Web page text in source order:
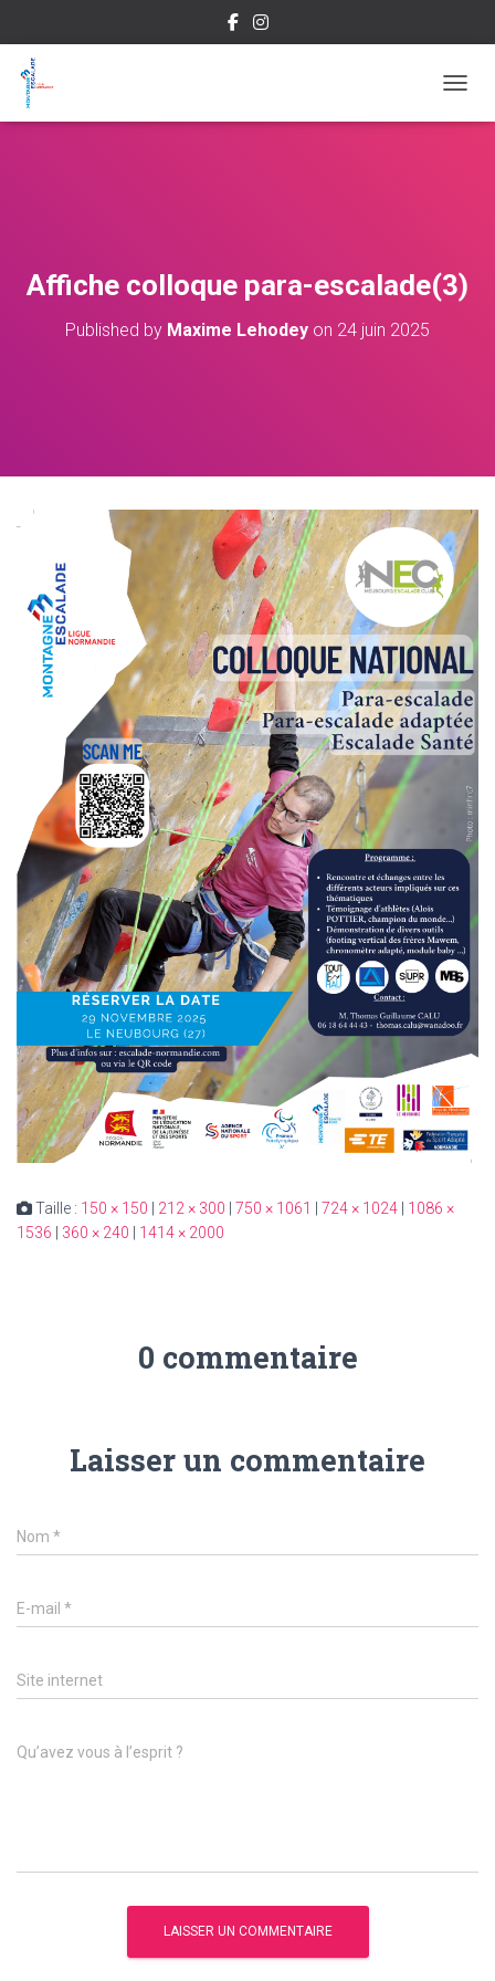
Affiche colloque para-escalade(3)
Published by Maxime Lehodey on 24 juin 2025
Taille : 150 × 150 212 × 300 750 × 1061 724 × 1024
1086 ×
1536
360 × 240 1414 × 2000
0 commentaire
Laisser un commentaire
Nom *
E-mail *
Site internet
Qu’avez vous à l’esprit ?